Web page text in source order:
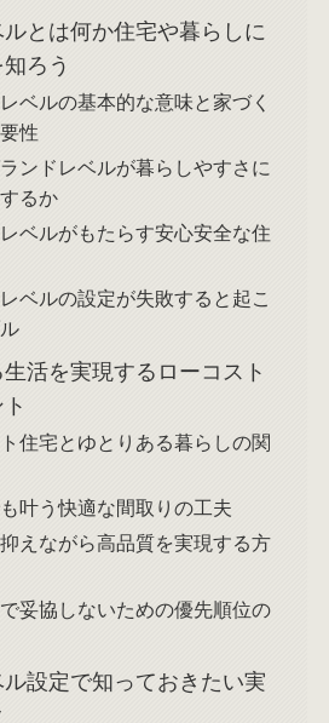
とは何か住宅や暮らしに
ろう
ベルの基本的な意味と家づく
性
ンドレベルが暮らしやすさに
るか
ベルがもたらす安心安全な住
ベルの設定が失敗すると起こ
活を実現するローコスト
住宅とゆとりある暮らしの関
叶う快適な間取りの工夫
えながら高品質を実現する方
妥協しないための優先順位の
設定で知っておきたい実